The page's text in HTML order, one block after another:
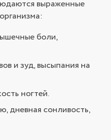
выраженные
боли,
и зуд, высыпания на
ногтей.
дневная сонливость,